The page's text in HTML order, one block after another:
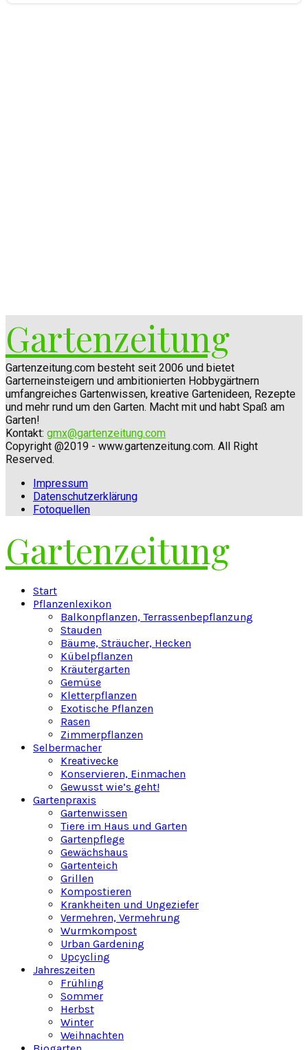
Gartenzeitung
Gartenzeitung.com besteht seit 2006 und bietet
Garterneinsteigern und ambitionierten Hobbygärtnern
umfangreiches Gartenwissen, kreative Gartenideen, Rezepte
und mehr rund um den Garten. Macht mit und habt Spaß am
Garten!
Kontakt: gmx@gartenzeitung.com
Copyright @2019 - www.gartenzeitung.com. All Right
Reserved.
Impressum
Datenschutzerklärung
Fotoquellen
Gartenzeitung
Start
Pflanzenlexikon
Balkonpflanzen, Terrassenbepflanzung
Stauden
Bäume, Sträucher, Hecken
Kübelpflanzen
Kräutergarten
Gemüse
Kletterpflanzen
Exotische Pflanzen
Rasen
Zimmerpflanzen
Selbermacher
Kreativecke
Konservieren, Einmachen
Gewusst wie’s geht!
Gartenpraxis
Gartenwissen
Tiere im Haus und Garten
Gartenpflege
Gewächshaus
Gartenteich
Grillen
Kompostieren
Krankheiten und Ungeziefer
Vermehren, Vermehrung
Wurmkompost
Urban Gardening
Upcycling
Jahreszeiten
Frühling
Sommer
Herbst
Winter
Weihnachten